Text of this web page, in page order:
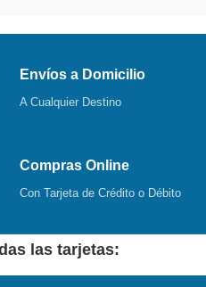
Envíos a Domicilio
A Cualquier Destino
Compras Online
Con Tarjeta de Crédito o Débito
las tarjetas: